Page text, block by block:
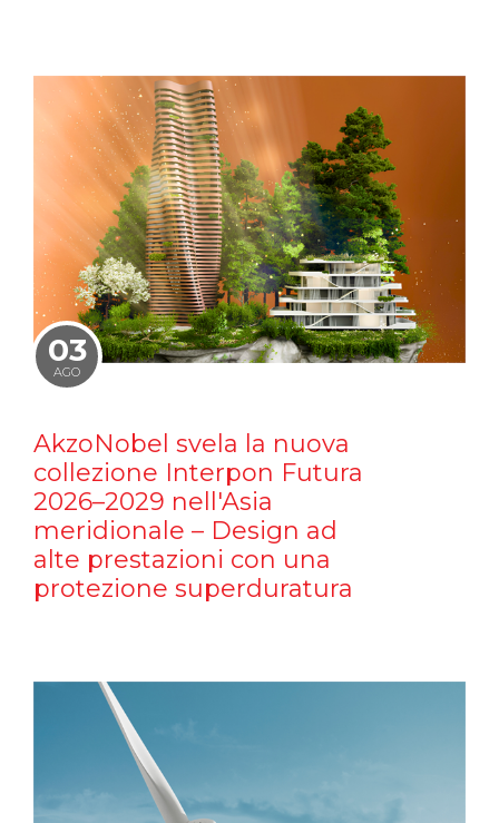
03
AGO
AkzoNobel svela la nuova
collezione Interpon Futura
2026–2029 nell'Asia
meridionale – Design ad
alte prestazioni con una
protezione superduratura